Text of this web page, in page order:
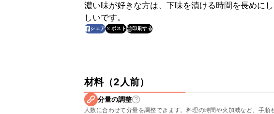
濃い味が好きな方は、下味を漬ける時間を長めに
しいです。
シェア ポスト 印刷する
材料（2人前）
分量の調整
人数に合わせて分量を調整できます。料理の時間や火加減など、手順